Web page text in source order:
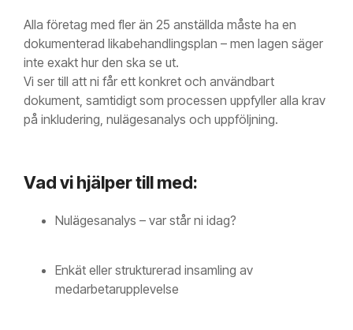
Alla företag med fler än 25 anställda måste ha en
dokumenterad likabehandlingsplan – men lagen säger
inte exakt hur den ska se ut.
Vi ser till att ni får ett konkret och användbart
dokument, samtidigt som processen uppfyller alla krav
på inkludering, nulägesanalys och uppföljning.
Vad vi hjälper till med:
Nulägesanalys – var står ni idag?
Enkät eller strukturerad insamling av
medarbetarupplevelse